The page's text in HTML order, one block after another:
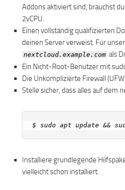
Addons aktiviert sind, brauchst
2vCPU.
Einen vollständig qualifizierten
deinen Server verweist. Für
nextcloud.example.com als
Ein Nicht-Root-Benutzer mit
Die Unkomplizierte Firewall
Stelle sicher, dass alles auf dem
Installiere grundlegende
vielleicht schon installiert.